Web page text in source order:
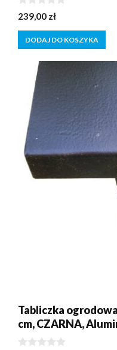
0
z
5
239,00 zł
DODAJ DO KOSZYKA
Tabliczka
cm, CZARNA,